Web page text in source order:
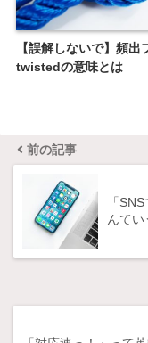
【誤解しないで】頻
twistedの意味とは
前の記事
「
んて